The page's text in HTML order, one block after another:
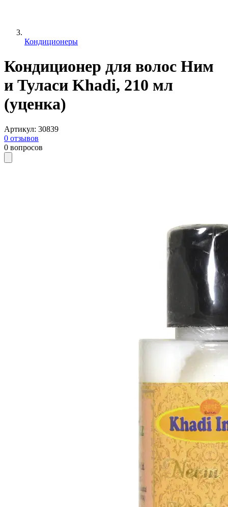
Кондиционеры
Кондиционер для волос Ним
и Туласи Khadi, 210 мл
(уценка)
Артикул: 30839
0 отзывов
0 вопросов